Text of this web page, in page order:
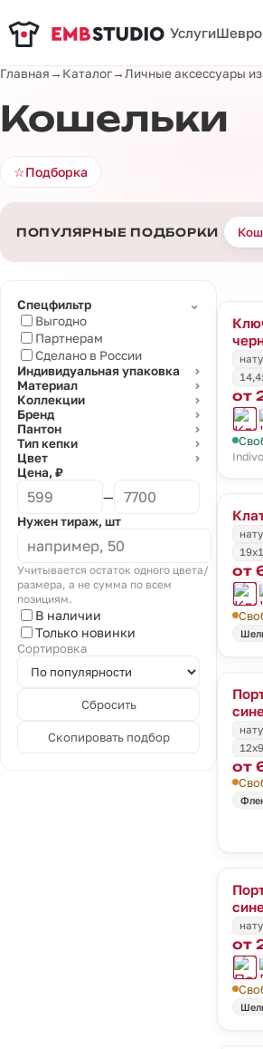
Услуги
Главная→ Каталог→ Личные аксессуары
Кошельки
☆Подборка
ПОПУЛЯРНЫЕ ПОДБОРКИ
Спецфильтр
⌄
Выгодно
Партнерам
Сделано в России
Индивидуальная упаковка
⌄
Материал ⌄
Коллекции ⌄
Бренд ⌄
Пантон ⌄
Тип кепки ⌄
Цвет ⌄
Цена, ₽
—
Нужен тираж, шт
Учитывается остаток одного цвета/
размера, а не сумма по всем
позициям.
В наличии
Только новинки
Сортировка
Сбросить
Скопировать подбор
от
Indivo
от
от
от